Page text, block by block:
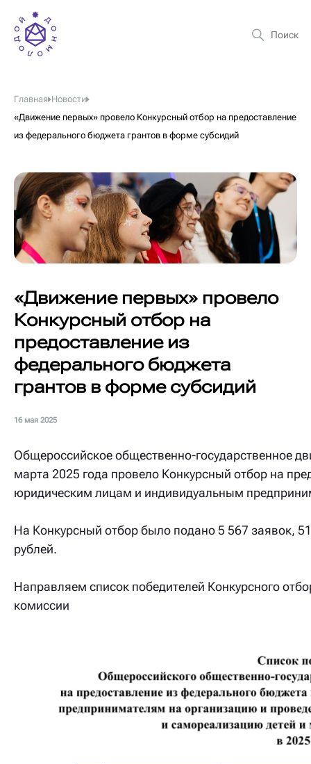
Главная Новости
«Движение первых» провело Конкурсный отбор на предоставление
из федерального бюджета грантов в форме субсидий
«Движение первых» провело
Конкурсный отбор на
предоставление из
федерального бюджета
грантов в форме субсидий
16 мая 2025
Общероссийское общественно-государственное
марта 2025 года провело Конкурсный отбор на
юридическим лицам и индивидуальным
На Конкурсный отбор было подано 5 567 заявок,
рублей.
Направляем список победителей Конкурсного
комиссии